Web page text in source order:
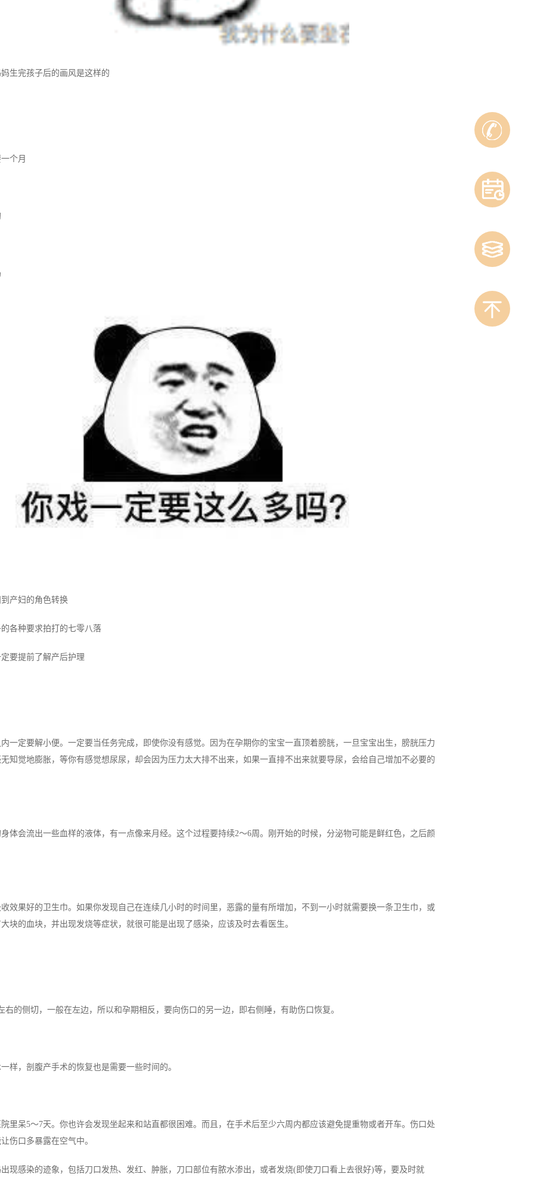
完孩子后的画风是这样的
个月
产妇的角色转换
种要求拍打的七零八落
提前了解产后护理
定要解小便。一定要当任务完成，即使你没有感觉。因为在孕期你的宝宝一直顶着膀胱，一旦宝宝出生，膀胱压力
知觉地膨胀，等你有感觉想尿尿，却会因为压力太大排不出来，如果一直排不出来就要导尿，会给自己增加不必要的
会流出一些血样的液体，有一点像来月经。这个过程要持续2～6周。刚开始的时候，分泌物可能是鲜红色，之后颜
果好的卫生巾。如果你发现自己在连续几小时的时间里，恶露的量有所增加，不到一小时就需要换一条卫生巾，或
块的血块，并出现发烧等症状，就很可能是出现了感染，应该及时去看医生。
的侧切，一般在左边，所以和孕期相反，要向伤口的另一边，即右侧睡，有助伤口恢复。
，剖腹产手术的恢复也是需要一些时间的。
呆5～7天。你也许会发现坐起来和站直都很困难。而且，在手术后至少六周内都应该避免提重物或者开车。伤口处
伤口多暴露在空气中。
感染的迹象，包括刀口发热、发红、肿胀，刀口部位有脓水渗出，或者发烧(即使刀口看上去很好)等，要及时就